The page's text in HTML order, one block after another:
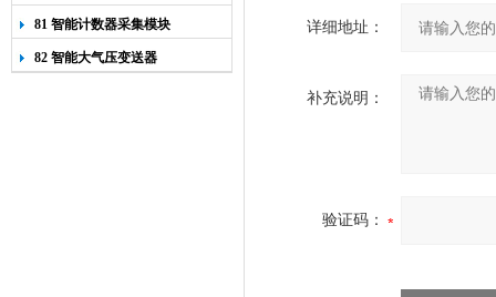
81 智能计数器采集模块
82 智能大气压变送器
详细地址：
补充说明：
验证码：